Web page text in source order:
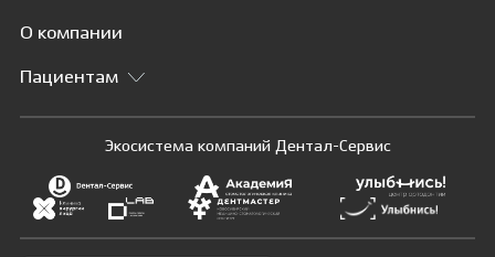
О компании
Пациентам
Экосистема компаний Дентал-Сервис